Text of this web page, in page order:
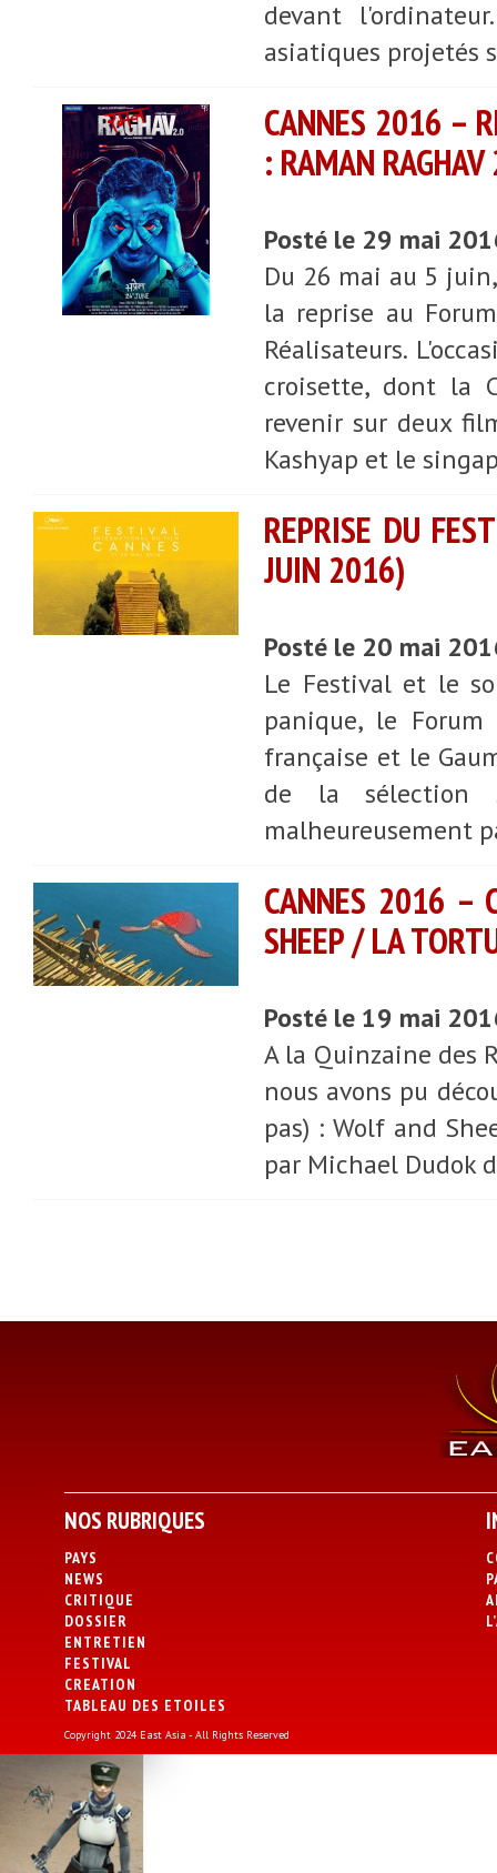
devant
asiatiques projetés
CANNES 2016 –
: RAMAN
Posté le 29 mai
Du 26 mai au 5
la reprise au
Réalisateurs.
croisette, dont la
revenir sur deux
Kashyap et le
REPRISE DU
JUIN 2016)
Posté le 20 mai
Le Festival et le
panique, le
française et le
de la sélection
malheureusement
CANNES 2016 –
SHEEP / LA
Posté le 19 mai
A la Quinzaine des
nous avons pu
pas) : Wolf and
par Michael Dudok
NOS RUBRIQUES
PAYS
NEWS
CRITIQUE
DOSSIER
ENTRETIEN
FESTIVAL
CREATION
TABLEAU DES ETOILES
Copyright 2024 East Asia - All Rights Reserved